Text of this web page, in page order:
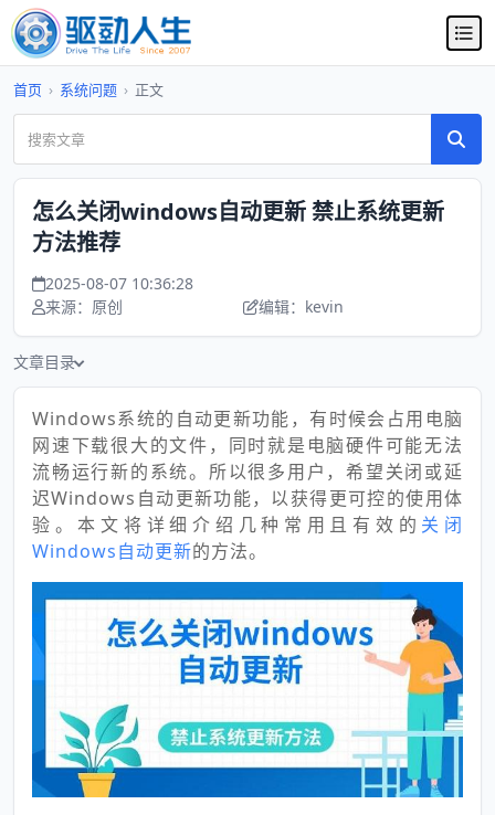
首页 › 系统问题 › 正文
怎么关闭windows自动更新 禁止系统更新
方法推荐
2025-08-07 10:36:28
来源：原创
编辑：kevin
文章目录
Windows系统的自动更新功能，有时候会占用电脑
网速下载很大的文件，同时就是电脑硬件可能无法
流畅运行新的系统。所以很多用户，希望关闭或延
迟Windows自动更新功能，以获得更可控的使用体
验。本文将详细介绍几种常用且有效的 关闭
Windows自动更新的方法。